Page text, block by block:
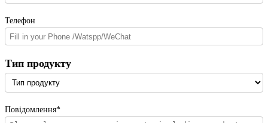
Телефон
Тип продукту
Повідомлення*